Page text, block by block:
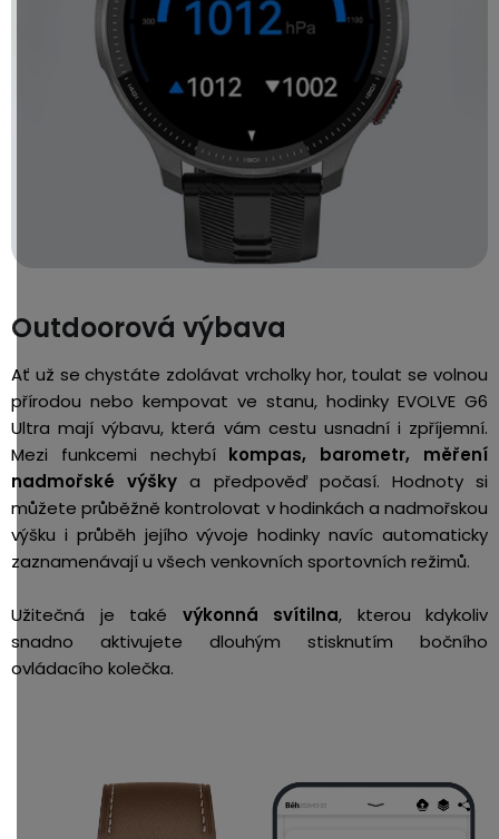
Outdoorová výbava
Ať už se chystáte zdolávat vrcholky hor, toulat se volnou
přírodou nebo kempovat ve stanu, hodinky EVOLVE G6
Ultra mají výbavu, která vám cestu usnadní i zpříjemní.
Mezi funkcemi nechybí kompas, barometr, měření
nadmořské výšky a předpověď počasí. Hodnoty si
můžete průběžně kontrolovat v hodinkách a nadmořskou
výšku i průběh jejího vývoje hodinky navíc automaticky
zaznamenávají u všech venkovních sportovních režimů.
Užitečná je také výkonná svítilna, kterou kdykoliv
snadno aktivujete dlouhým stisknutím bočního
ovládacího kolečka.